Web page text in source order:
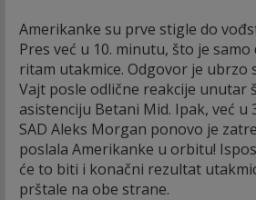
Amerikanke su prve stigle do
Pres već u 10. minutu, što je
ritam utakmice. Odgovor je ubrzo
Vajt posle odlične reakcije unutar
asistenciju Betani Mid. Ipak, već u
SAD Aleks Morgan ponovo je
poslala Amerikanke u orbitu!
će to biti i konačni rezultat
prštale na obe strane.